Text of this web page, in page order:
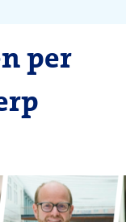
per